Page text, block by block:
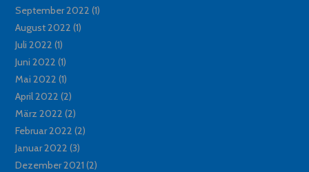
September 2022 (1)
August 2022 (1)
Juli 2022 (1)
Juni 2022 (1)
Mai 2022 (1)
April 2022 (2)
März 2022 (2)
Februar 2022 (2)
Januar 2022 (3)
Dezember 2021 (2)